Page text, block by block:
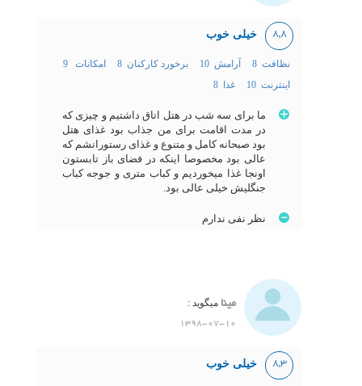
8,8 خیلی خوب
نظافت 8 آرامش 10 برخورد کارکنان 8
امکانات 9
اینترنت 10
غذا 8
ما برای سه شب در هتل اتاق داشتیم و چیزی که
در مدت اقامت برای من جذاب بود غذای هتل
بود صبحانه کامل و متنوع و غذای رستورانشم که
عالی بود مخصوصا اینکه در فضای باز تابستون
اونجا غذا میخوردیم و کباب متری و جوجه کباب
جنگلیش خیلی عالی بود.
نظر نفی ندارم
مینا میگوید :
1398-07-10
8,3 خیلی خوب